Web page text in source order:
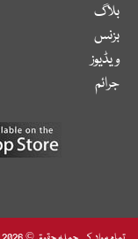
بلاگ
بزنس
ویڈیوز
جرائم